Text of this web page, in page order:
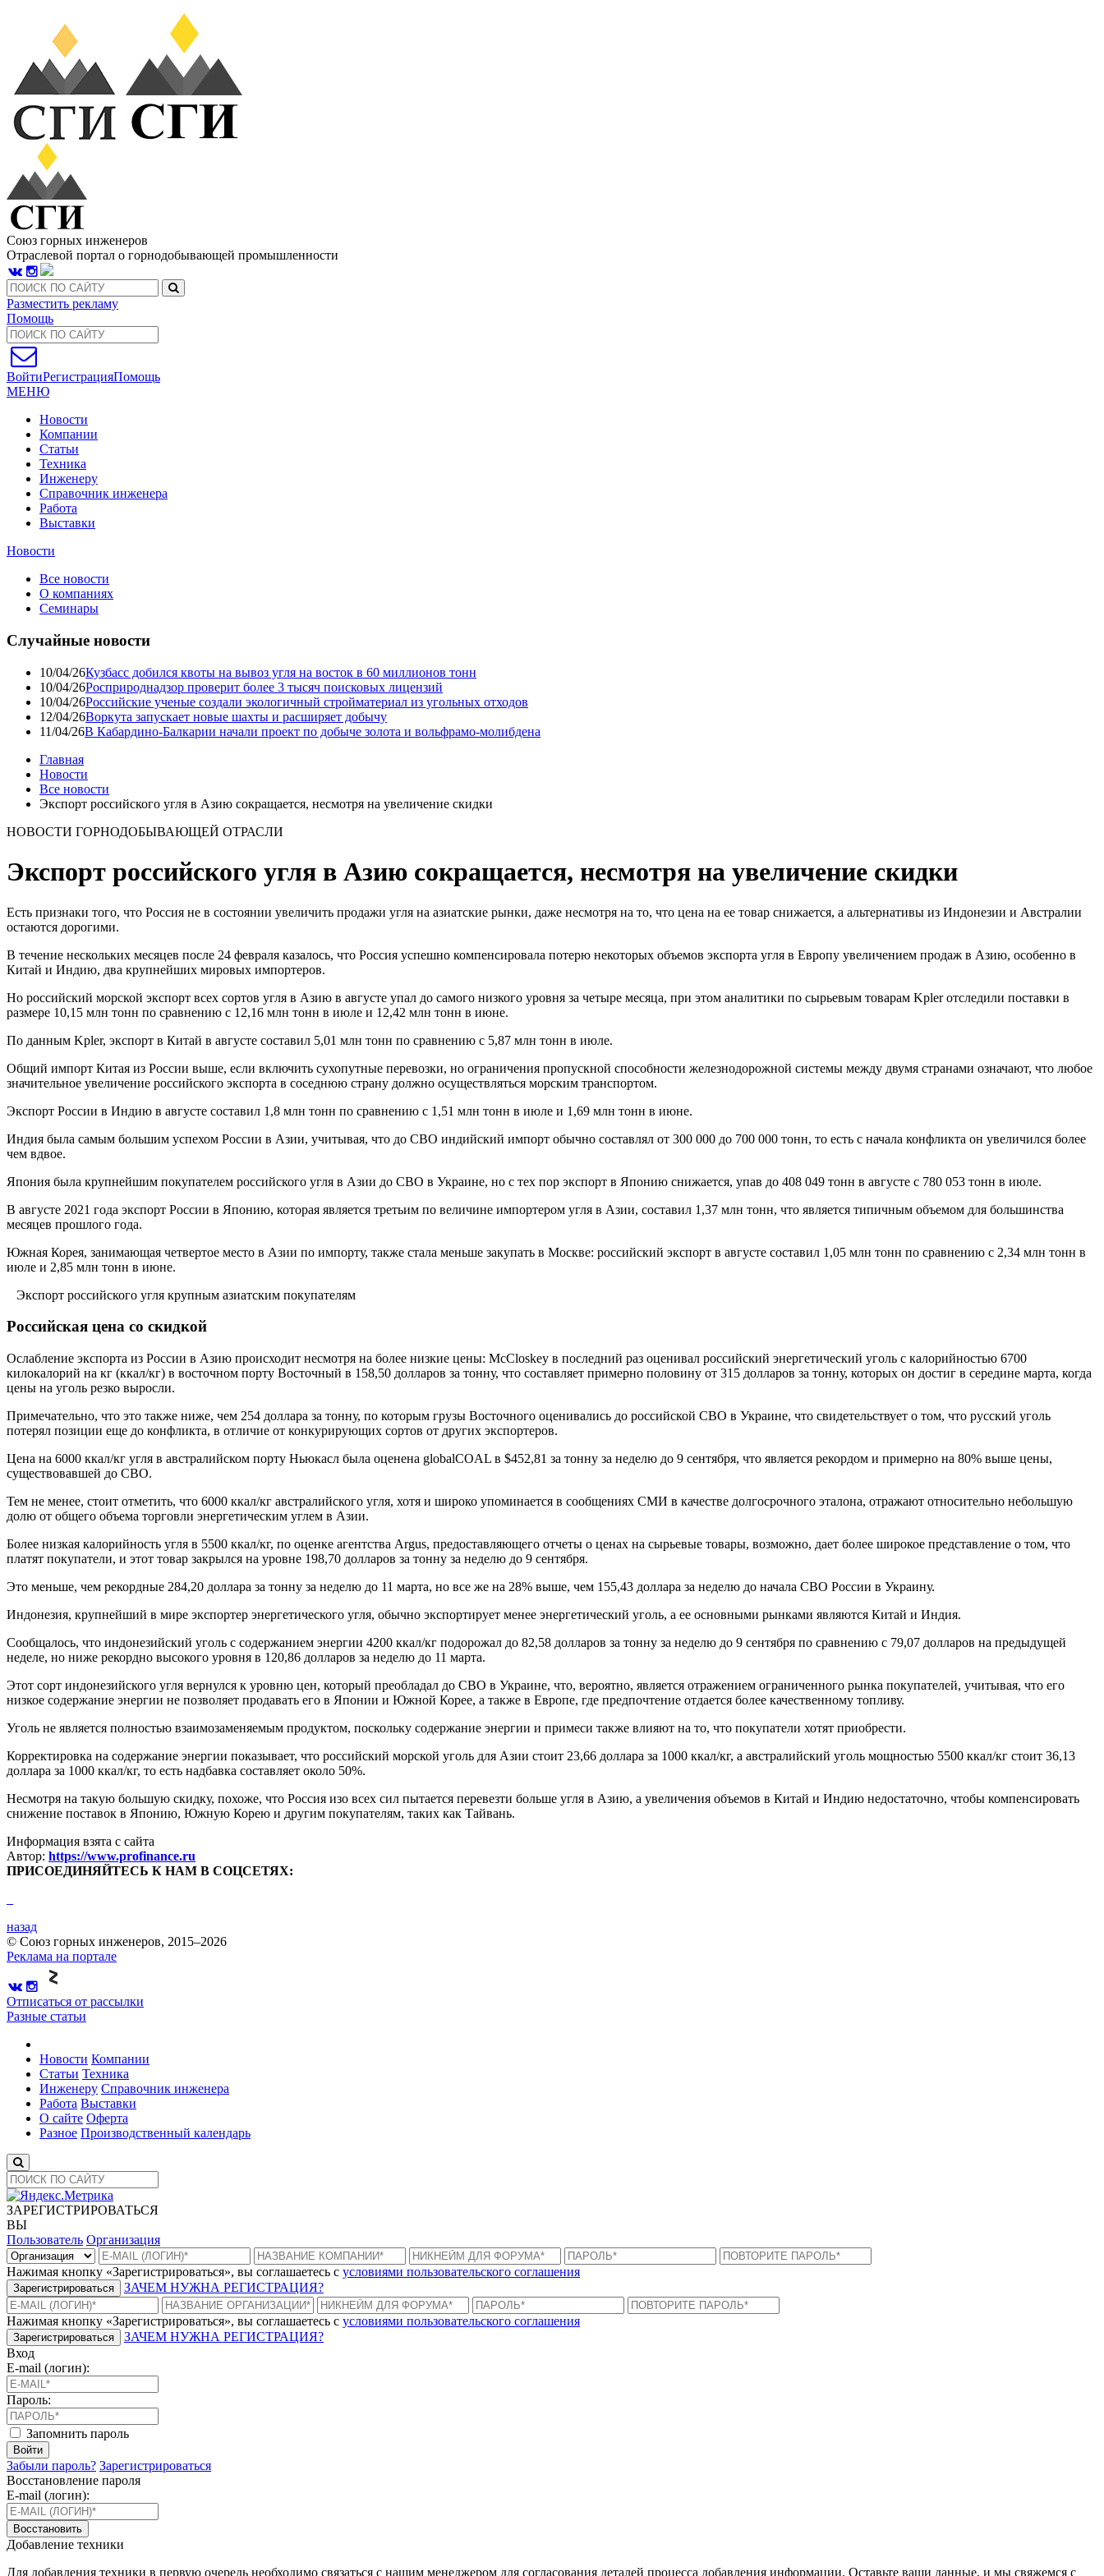
Союз горных инженеров
Отраслевой портал о горнодобывающей промышленности
Разместить рекламу
Помощь
ВойтиРегистрацияПомощь
МЕНЮ
Новости
Компании
Статьи
Техника
Инженеру
Справочник инженера
Работа
Выставки
Новости
Все новости
О компаниях
Семинары
Случайные новости
10/04/26Кузбасс добился квоты на вывоз угля на восток в 60 миллионов тонн
10/04/26Росприроднадзор проверит более 3 тысяч поисковых лицензий
10/04/26Российские ученые создали экологичный стройматериал из угольных отходов
12/04/26Воркута запускает новые шахты и расширяет добычу
11/04/26В Кабардино-Балкарии начали проект по добыче золота и вольфрамо-молибдена
Главная
Новости
Все новости
Экспорт российского угля в Азию сокращается, несмотря на увеличение скидки
НОВОСТИ ГОРНОДОБЫВАЮЩЕЙ ОТРАСЛИ
Экспорт российского угля в Азию сокращается, несмотря на увеличение скидки
Есть признаки того, что Россия не в состоянии увеличить продажи угля на азиатские рынки, даже несмотря на то, что цена на ее товар снижается, а альтернативы из Индонезии и Австралии
остаются дорогими.
В течение нескольких месяцев после 24 февраля казалось, что Россия успешно компенсировала потерю некоторых объемов экспорта угля в Европу увеличением продаж в Азию, особенно в
Китай и Индию, два крупнейших мировых импортеров.
Но российский морской экспорт всех сортов угля в Азию в августе упал до самого низкого уровня за четыре месяца, при этом аналитики по сырьевым товарам Kpler отследили поставки в
размере 10,15 млн тонн по сравнению с 12,16 млн тонн в июле и 12,42 млн тонн в июне.
По данным Kpler, экспорт в Китай в августе составил 5,01 млн тонн по сравнению с 5,87 млн тонн в июле.
Общий импорт Китая из России выше, если включить сухопутные перевозки, но ограничения пропускной способности железнодорожной системы между двумя странами означают, что любое
значительное увеличение российского экспорта в соседнюю страну должно осуществляться морским транспортом.
Экспорт России в Индию в августе составил 1,8 млн тонн по сравнению с 1,51 млн тонн в июле и 1,69 млн тонн в июне.
Индия была самым большим успехом России в Азии, учитывая, что до СВО индийский импорт обычно составлял от 300 000 до 700 000 тонн, то есть с начала конфликта он увеличился более
чем вдвое.
Япония была крупнейшим покупателем российского угля в Азии до СВО в Украине, но с тех пор экспорт в Японию снижается, упав до 408 049 тонн в августе с 780 053 тонн в июле.
В августе 2021 года экспорт России в Японию, которая является третьим по величине импортером угля в Азии, составил 1,37 млн тонн, что является типичным объемом для большинства
месяцев прошлого года.
Южная Корея, занимающая четвертое место в Азии по импорту, также стала меньше закупать в Москве: российский экспорт в августе составил 1,05 млн тонн по сравнению с 2,34 млн тонн в
июле и 2,85 млн тонн в июне.
Экспорт российского угля крупным азиатским покупателям
Российская цена со скидкой
Ослабление экспорта из России в Азию происходит несмотря на более низкие цены: McCloskey в последний раз оценивал российский энергетический уголь с калорийностью 6700
килокалорий на кг (ккал/кг) в восточном порту Восточный в 158,50 долларов за тонну, что составляет примерно половину от 315 долларов за тонну, которых он достиг в середине марта, когда
цены на уголь резко выросли.
Примечательно, что это также ниже, чем 254 доллара за тонну, по которым грузы Восточного оценивались до российской СВО в Украине, что свидетельствует о том, что русский уголь
потерял позиции еще до конфликта, в отличие от конкурирующих сортов от других экспортеров.
Цена на 6000 ккал/кг угля в австралийском порту Ньюкасл была оценена globalCOAL в $452,81 за тонну за неделю до 9 сентября, что является рекордом и примерно на 80% выше цены,
существовавшей до СВО.
Тем не менее, стоит отметить, что 6000 ккал/кг австралийского угля, хотя и широко упоминается в сообщениях СМИ в качестве долгосрочного эталона, отражают относительно небольшую
долю от общего объема торговли энергетическим углем в Азии.
Более низкая калорийность угля в 5500 ккал/кг, по оценке агентства Argus, предоставляющего отчеты о ценах на сырьевые товары, возможно, дает более широкое представление о том, что
платят покупатели, и этот товар закрылся на уровне 198,70 долларов за тонну за неделю до 9 сентября.
Это меньше, чем рекордные 284,20 доллара за тонну за неделю до 11 марта, но все же на 28% выше, чем 155,43 доллара за неделю до начала СВО России в Украину.
Индонезия, крупнейший в мире экспортер энергетического угля, обычно экспортирует менее энергетический уголь, а ее основными рынками являются Китай и Индия.
Сообщалось, что индонезийский уголь с содержанием энергии 4200 ккал/кг подорожал до 82,58 долларов за тонну за неделю до 9 сентября по сравнению с 79,07 долларов на предыдущей
неделе, но ниже рекордно высокого уровня в 120,86 долларов за неделю до 11 марта.
Этот сорт индонезийского угля вернулся к уровню цен, который преобладал до СВО в Украине, что, вероятно, является отражением ограниченного рынка покупателей, учитывая, что его
низкое содержание энергии не позволяет продавать его в Японии и Южной Корее, а также в Европе, где предпочтение отдается более качественному топливу.
Уголь не является полностью взаимозаменяемым продуктом, поскольку содержание энергии и примеси также влияют на то, что покупатели хотят приобрести.
Корректировка на содержание энергии показывает, что российский морской уголь для Азии стоит 23,66 доллара за 1000 ккал/кг, а австралийский уголь мощностью 5500 ккал/кг стоит 36,13
доллара за 1000 ккал/кг, то есть надбавка составляет около 50%.
Несмотря на такую большую скидку, похоже, что Россия изо всех сил пытается перевезти больше угля в Азию, а увеличения объемов в Китай и Индию недостаточно, чтобы компенсировать
снижение поставок в Японию, Южную Корею и другим покупателям, таких как Тайвань.
Информация взята с сайта
Автор: https://www.profinance.ru
ПРИСОЕДИНЯЙТЕСЬ К НАМ В СОЦСЕТЯХ:
назад
© Союз горных инженеров, 2015–2026
Реклама на портале
Отписаться от рассылки
Разные статьи
Новости Компании
Статьи Техника
Инженеру Справочник инженера
Работа Выставки
О сайте Оферта
Разное Производственный календарь
ЗАРЕГИСТРИРОВАТЬСЯ
ВЫ
Пользователь Организация
Нажимая кнопку «Зарегистрироваться», вы соглашаетесь с условиями пользовательского соглашения
Зарегистрироваться ЗАЧЕМ НУЖНА РЕГИСТРАЦИЯ?
Нажимая кнопку «Зарегистрироваться», вы соглашаетесь с условиями пользовательского соглашения
Зарегистрироваться
ЗАЧЕМ НУЖНА РЕГИСТРАЦИЯ?
Вход
E-mail (логин):
Пароль:
Запомнить пароль
Войти
Забыли пароль? Зарегистрироваться
Восстановление пароля
E-mail (логин):
Восстановить
Добавление техники
Для добавления техники в первую очередь необходимо связаться с нашим менеджером для согласования деталей процесса добавления информации. Оставьте ваши данные, и мы свяжемся с